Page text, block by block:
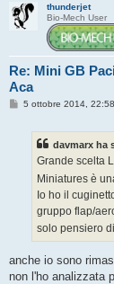
thunderjet
Bio-Mech User
Re: Mini GB
Aca
M5 ottobre 2014, 22:58
davmarx ha
Grande scelta
Miniatures è
Io ho il
gruppo flap/
solo pensiero
anche io sono
non l'ho analizzata